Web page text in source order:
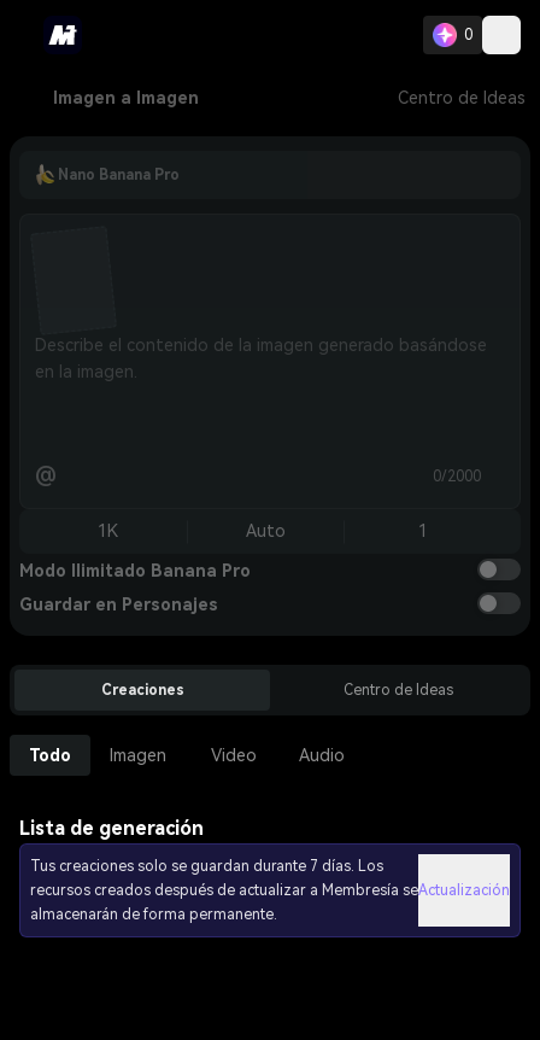
0
Imagen a Imagen Centro de Ideas
Nano Banana Pro
@ 0/2000
1K Auto 1
Modo Ilimitado Banana Pro
Guardar en Personajes
Creaciones Centro de Ideas
Todo Imagen Video Audio
Lista de generación
Tus creaciones solo se guardan durante 7 días. Los
recursos creados después de actualizar a Membresía se
almacenarán de forma permanente.
Actualización